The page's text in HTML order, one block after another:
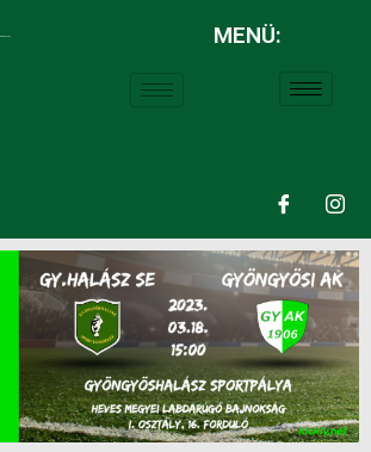
MENÜ: